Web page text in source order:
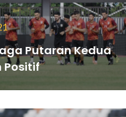
Putaran Kedua
Positif